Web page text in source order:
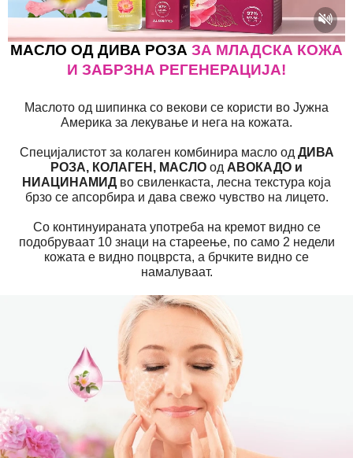
МАСЛО ОД ДИВА РОЗА ЗА МЛАДСКА КОЖА
И ЗАБРЗНА РЕГЕНЕРАЦИЈА!
Маслото од шипинка со векови се користи во Јужна
Америка за лекување и нега на кожата.
Специјалистот за колаген комбинира масло од ДИВА
РОЗА, КОЛАГЕН, МАСЛО од АВОКАДО и
НИАЦИНАМИД во свиленкаста, лесна текстура која
брзо се апсорбира и дава свежо чувство на лицето.
Со континуираната употреба на кремот видно се
подобруваат 10 знаци на стареење, по само 2 недели
кожата е видно поцврста, а брчките видно се
намалуваат.